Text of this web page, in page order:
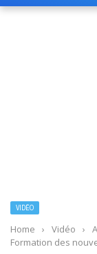
VIDÉO
Home › Vidéo ›
Formation des